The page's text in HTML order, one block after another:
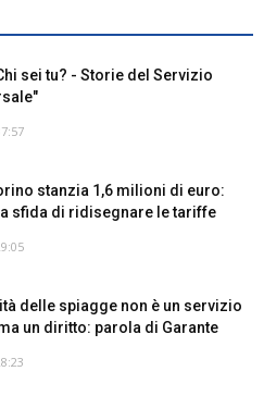
sei tu? - Storie del Servizio
stanzia 1,6 milioni di euro:
sfida di ridisegnare le tariffe
delle spiagge non è un servizio
un diritto: parola di Garante